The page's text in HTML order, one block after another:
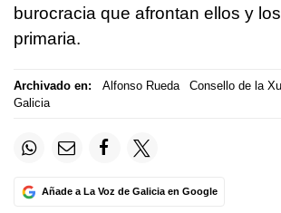
burocracia que afrontan ellos y
primaria.
Archivado en: Alfonso Rueda Consello de la
Galicia
Añade a La Voz de Galicia en Google